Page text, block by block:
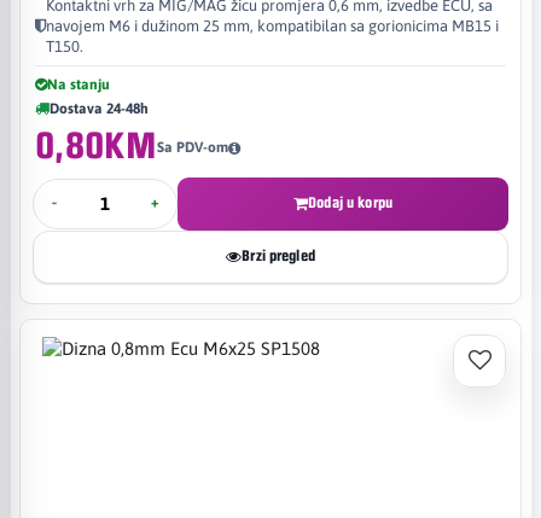
Kontaktni vrh za MIG/MAG žicu promjera 0,6 mm, izvedbe ECU, sa
navojem M6 i dužinom 25 mm, kompatibilan sa gorionicima MB15 i
T150.
Na stanju
Dostava 24-48h
0,80KMSa PDV-om
- + Dodaj u korpu
Brzi pregled